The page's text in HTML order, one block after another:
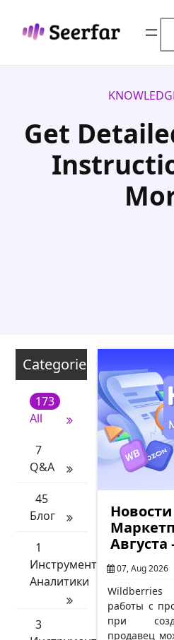
content
Get
Categories
173
All
7
Q&A
45
Блог
1
Инструменты
Аналитики
3
Новости
Августа
07, Aug 2026
Wildberries
работы с
при
продавец